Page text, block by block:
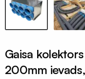
Gaisa
200mm
plēves
120mik
pamatu